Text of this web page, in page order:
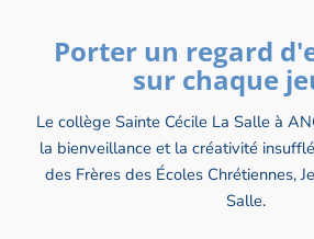
Porter un regard
sur chaque
Le collège Sainte Cécile La Salle à
la bienveillance et la créativité
des Frères des Écoles Chrétiennes,
Salle.